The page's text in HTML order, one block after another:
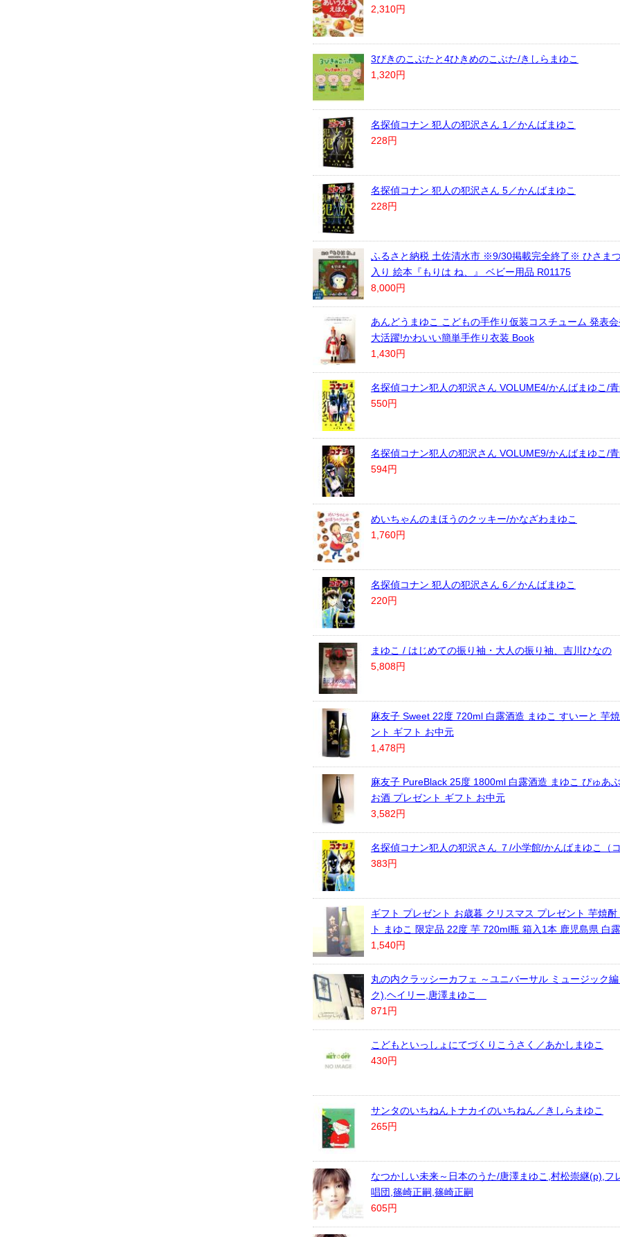
2,310円
3びきのこぶたと4ひきめのこぶた/きしらまゆこ
1,320円
名探偵コナン 犯人の犯沢さん 1／かんばまゆこ
228円
名探偵コナン 犯人の犯沢さん 5／かんばまゆこ
228円
ふるさと納税 土佐清水市 ※9/30掲載完全終了※ ひさま
入り 絵本『もりは ね、』 ベビー用品 R01175
8,000円
あんどうまゆこ こどもの手作り仮装コスチューム 発表
大活躍!かわいい簡単手作り衣装 Book
1,430円
名探偵コナン犯人の犯沢さん VOLUME4/かんばまゆこ/
550円
名探偵コナン犯人の犯沢さん VOLUME9/かんばまゆこ/
594円
めいちゃんのまほうのクッキー/かなざわまゆこ
1,760円
名探偵コナン 犯人の犯沢さん 6／かんばまゆこ
220円
まゆこ / はじめての振り袖・大人の振り袖、吉川ひなの
5,808円
麻友子 Sweet 22度 720ml 白露酒造 まゆこ すいーと 芋
ント ギフト お中元
1,478円
麻友子 PureBlack 25度 1800ml 白露酒造 まゆこ ぴゅあ
お酒 プレゼント ギフト お中元
3,582円
名探偵コナン犯人の犯沢さん ７/小学館/かんばまゆこ（
383円
ギフト プレゼント お歳暮 クリスマス プレゼント 芋焼酎
ト まゆこ 限定品 22度 芋 720ml瓶 箱入1本 鹿児島県 白
1,540円
丸の内クラッシーカフェ ～ユニバーサル ミュージック
ク),ヘイリー,唐澤まゆこ
871円
こどもといっしょにてづくりこうさく／あかしまゆこ
430円
サンタのいちねんトナカイのいちねん／きしらまゆこ
265円
なつかしい未来～日本のうた/唐澤まゆこ,村松崇継(p),フ
唱団,篠崎正嗣,篠崎正嗣
605円